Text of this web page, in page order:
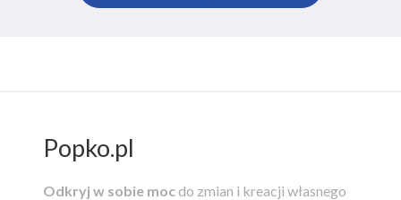
Popko.pl
Odkryj w sobie moc do zmian i kreacji własnego